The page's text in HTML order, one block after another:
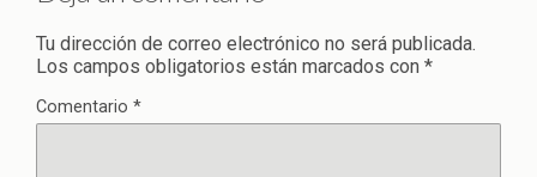
Tu dirección de correo electrónico no será publicada.
Los campos obligatorios están marcados con *
Comentario *